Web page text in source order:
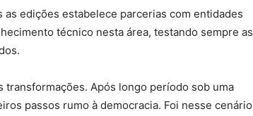
edições estabelece parcerias com entidades
técnico nesta área, testando sempre as
transformações. Após longo período sob uma
passos rumo à democracia. Foi nesse cenário